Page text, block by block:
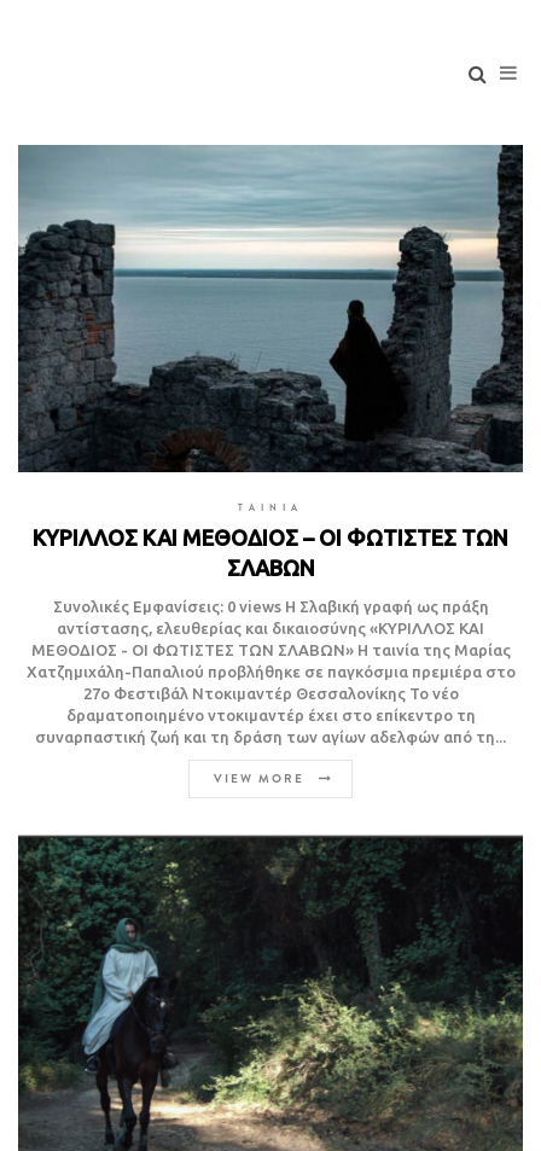
TAINIA
ΚΥΡΙΛΛΟΣ ΚΑΙ ΜΕΘΟΔΙΟΣ – ΟΙ ΦΩΤΙΣΤΕΣ ΤΩΝ
ΣΛΑΒΩΝ
Συνολικές Εμφανίσεις: 0 views Η Σλαβική γραφή ως πράξη
αντίστασης, ελευθερίας και δικαιοσύνης «ΚΥΡΙΛΛΟΣ ΚΑΙ
ΜΕΘΟΔΙΟΣ - ΟΙ ΦΩΤΙΣΤΕΣ ΤΩΝ ΣΛΑΒΩΝ» H ταινία της Μαρίας
Χατζημιχάλη-Παπαλιού προβλήθηκε σε παγκόσμια πρεμιέρα στο
27o Φεστιβάλ Ντοκιμαντέρ Θεσσαλονίκης Το νέο
δραματοποιημένο ντοκιμαντέρ έχει στο επίκεντρο τη
συναρπαστική ζωή και τη δράση των αγίων αδελφών από τη...
VIEW MORE